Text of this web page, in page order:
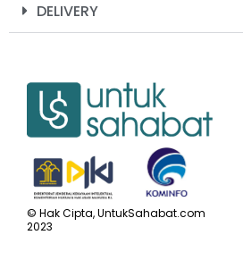
DELIVERY
© Hak Cipta, UntukSahabat.com
2023